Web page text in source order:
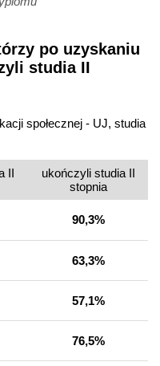
po uzyskaniu
studia II
społecznej - UJ, studia
II
ukończyli studia II
stopnia
90,3%
63,3%
57,1%
76,5%